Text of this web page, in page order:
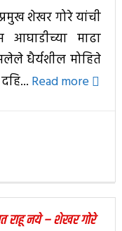
शेखर गोरे यांची
आघाडीच्या माढा
धैर्यशील मोहिते
Read more
राहू नये – शेखर गोरे